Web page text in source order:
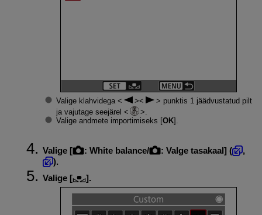
Valige klahvidega
punktis 1 jäädvustatud pilt
ja vajutage seejärel
Valige andmete importimiseks [OK].
Valige [ : White balance/ : Valge tasakaal] (
,
).
Valige [
].